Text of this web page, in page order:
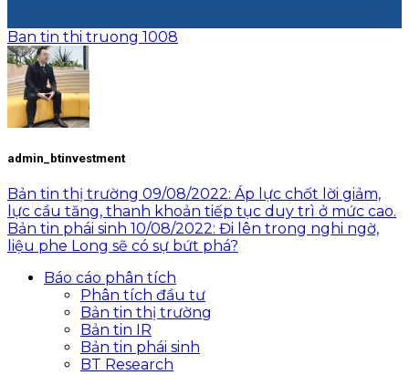
Ban tin thi truong 1008
admin_btinvestment
Bản tin thị trường 09/08/2022: Áp lực chốt lời giảm,
lực cầu tăng, thanh khoản tiếp tục duy trì ở mức cao.
Bản tin phái sinh 10/08/2022: Đi lên trong nghi ngờ,
liệu phe Long sẽ có sự bứt phá?
Báo cáo phân tích
Phân tích đầu tư
Bản tin thị trường
Bản tin IR
Bản tin phái sinh
BT Research